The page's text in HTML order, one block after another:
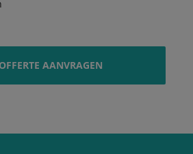
AANVRAGEN